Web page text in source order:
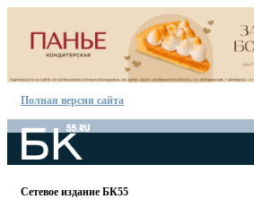
Полная версия сайта
Сетевое издание БК55